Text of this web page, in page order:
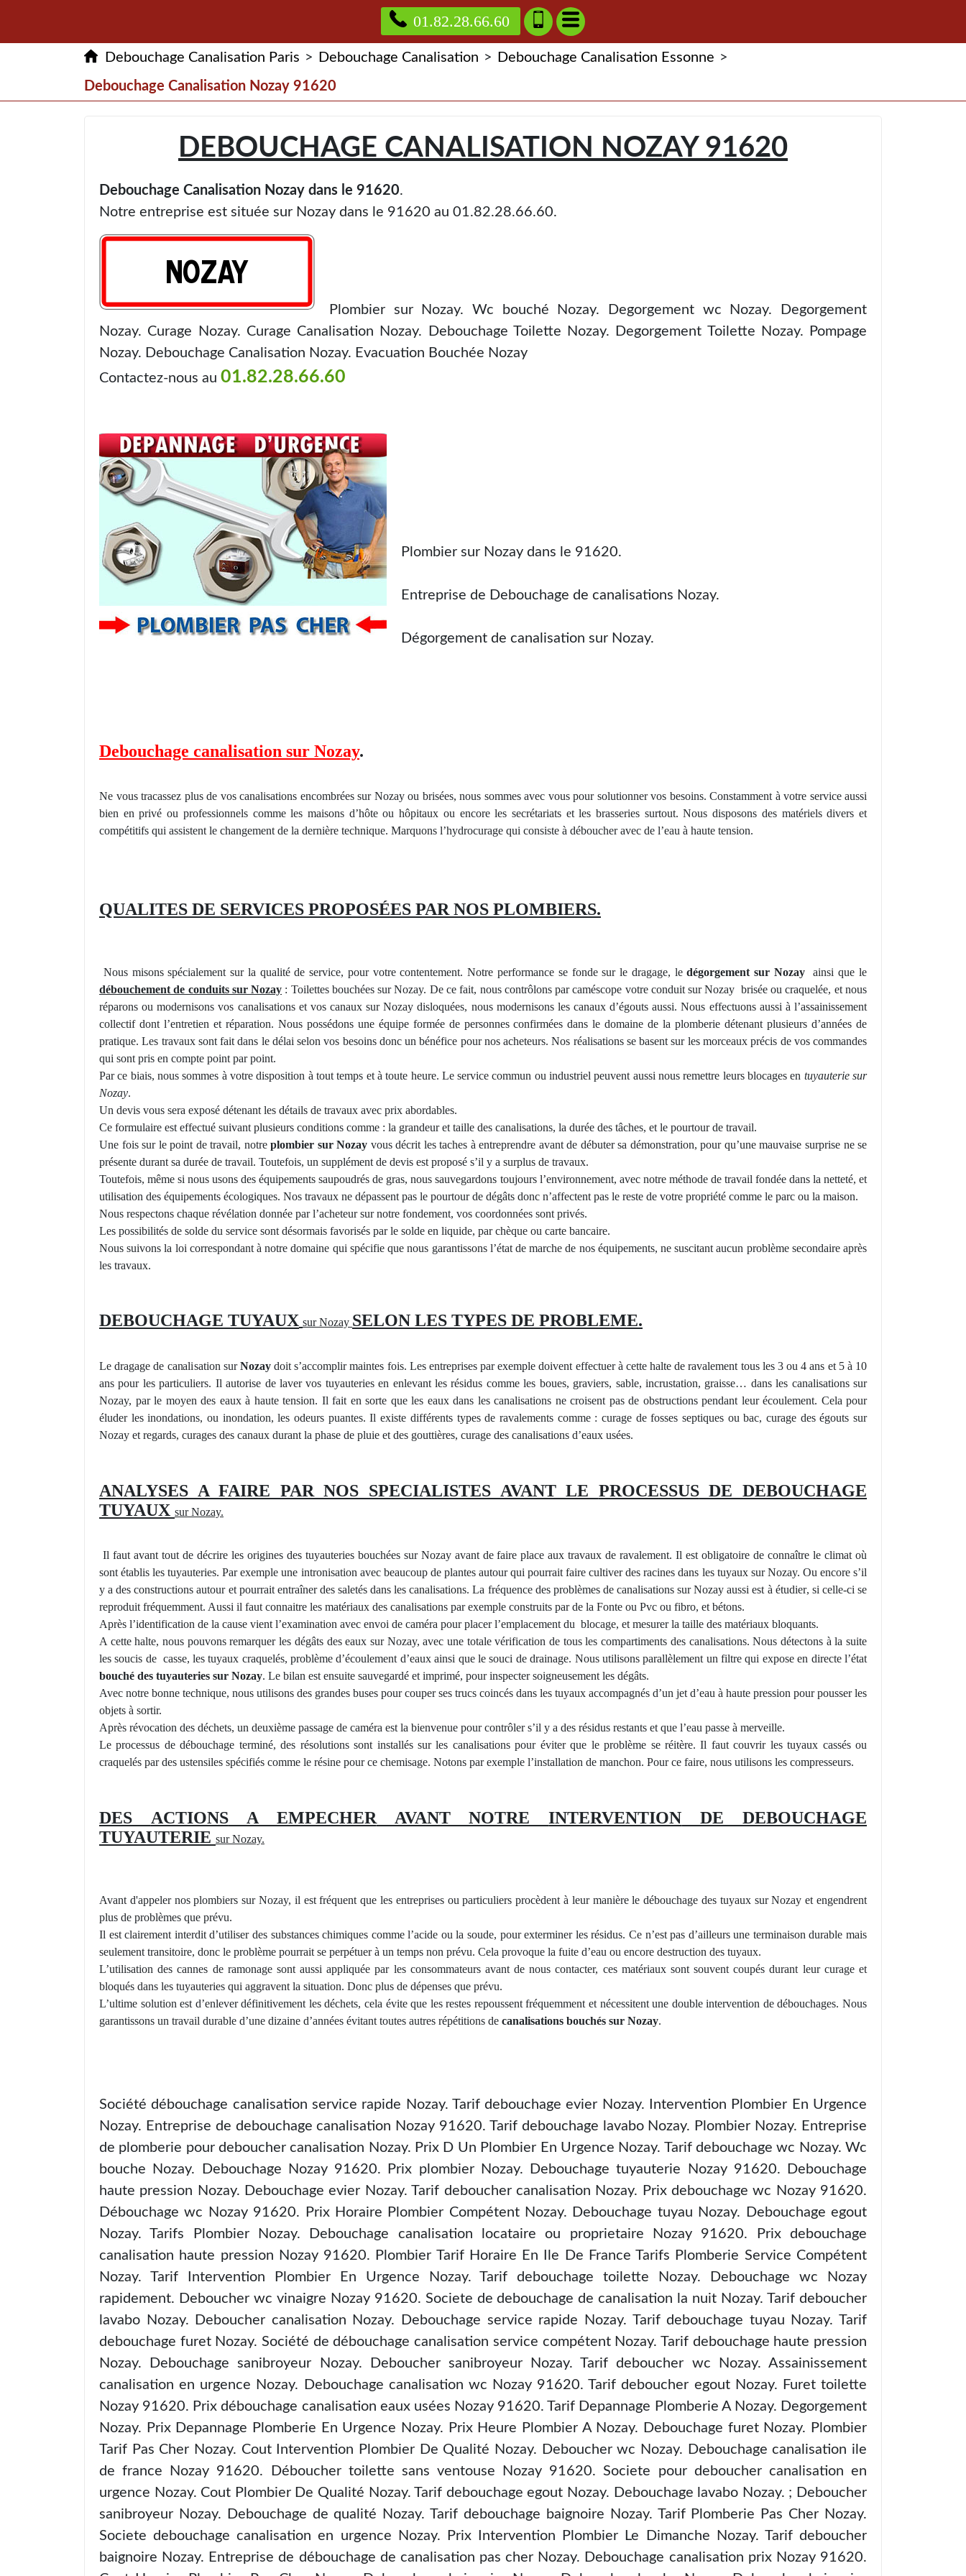
01.82.28.66.60
Debouchage Canalisation Paris > Debouchage Canalisation > Debouchage Canalisation Essonne >
Debouchage Canalisation Nozay 91620
DEBOUCHAGE CANALISATION NOZAY 91620
Debouchage Canalisation Nozay dans le 91620.
Notre entreprise est située sur Nozay dans le 91620 au 01.82.28.66.60.
Plombier sur Nozay. Wc bouché Nozay. Degorgement wc Nozay. Degorgement
Nozay. Curage Nozay. Curage Canalisation Nozay. Debouchage Toilette Nozay. Degorgement Toilette Nozay. Pompage
Nozay. Debouchage Canalisation Nozay. Evacuation Bouchée Nozay
Contactez-nous au 01.82.28.66.60
Plombier sur Nozay dans le 91620.
Entreprise de Debouchage de canalisations Nozay.
Dégorgement de canalisation sur Nozay.
Debouchage canalisation sur Nozay.
Ne vous tracassez plus de vos canalisations encombrées sur Nozay ou brisées, nous sommes avec vous pour solutionnervos besoins. Constamment à votre service aussi
bien en privé ou professionnels comme les maisons d’hôteou hôpitaux ou encore les secrétariats et les brasseries surtout. Nous disposons des matérielsdivers et
compétitifs qui assistent le changement de la dernière technique. Marquons l’hydrocurage qui consiste à déboucher avec de l’eau à haute tension.
QUALITES DE SERVICES PROPOSÉES PAR NOS PLOMBIERS.
Nous misons spécialement sur la qualité de service, pour votre contentement. Notre performance se fonde sur le dragage, ledégorgement sur Nozay
ainsi que le
débouchement de conduits sur Nozay : Toilettes bouchées sur Nozay. De ce fait, nous contrôlons par caméscope votre conduit sur Nozay brisée ou craquelée, et nous
réparons ou modernisons vos canalisations et vos canaux sur Nozay disloquées, nous modernisons les canaux d’égouts aussi. Nous effectuons aussi à l’assainissement
collectif dont l’entretien et réparation. Nous possédons une équipe formée de personnes confirmées dans le domaine de la plomberie détenant plusieurs d’années de
pratique. Les travaux sont fait dans le délai selon vos besoins donc un bénéfice pour nos acheteurs. Nos réalisations se basent sur les morceaux précis de voscommandes
qui sont pris en compte point par point.
Par ce biais, nous sommes à votre disposition à tout temps et à toute heure. Le service commun ou industriel peuvent aussi nous remettre leurs blocages en tuyauterie sur
Nozay.
Un devis vous sera exposé détenant les détails de travaux avec prix abordables.
Ce formulaire est effectué suivant plusieurs conditions comme : la grandeur et taille des canalisations, la durée des tâches, et le pourtour de travail.
Une fois sur le point de travail, notreplombier sur Nozay vous décrit les taches à entreprendre avant de débuter sa démonstration, pour qu’une mauvaise surprise ne se
présente durant sa durée de travail. Toutefois, un supplément de devis est proposé s’il y a surplus de travaux.
Toutefois, même si nous usons des équipements saupoudrés de gras, nous sauvegardons toujours l’environnement, avec notre méthode de travail fondée dans la netteté, et
utilisation des équipements écologiques. Nos travaux ne dépassent pas le pourtour de dégâts donc n’affectent pas le reste de votre propriété comme le parc ou la maison.
Nous respectons chaque révélation donnée par l’acheteur sur notre fondement, vos coordonnées sont privés.
Les possibilités de solde du service sont désormais favorisés par le solde en liquide, par chèque ou carte bancaire.
Nous suivons la loi correspondant à notre domaine qui spécifie que nous garantissons l’état de marche de nos équipements, ne suscitant aucun problème secondaire après
les travaux.
DEBOUCHAGE TUYAUX sur Nozay SELON LES TYPES DE PROBLEME.
Le dragage de canalisation surNozaydoit s’accomplir maintes fois. Les entreprises par exemple doivent effectuer à cette halte de ravalement tous les 3 ou 4 ans et 5 à 10
ans pour les particuliers. Il autorise de lavervos tuyauteries en enlevant les résidus comme les boues, graviers, sable, incrustation, graisse… dans les canalisations sur
Nozay, par le moyen des eaux à haute tension. Il fait en sorte que les eaux dans les canalisations ne croisent pas de obstructions pendant leur écoulement. Cela pour
éluder les inondations, ou inondation, les odeurs puantes. Ilexiste différents types de ravalements comme : curagede fosses septiques ou bac, curage des égouts sur
Nozay et regards, curages des canaux durant la phase de pluie et des gouttières, curage des canalisations d’eaux usées.
ANALYSES A FAIRE PAR NOS SPECIALISTES AVANT LE PROCESSUSDE DEBOUCHAGE
TUYAUX sur Nozay.
Il faut avant tout de décrireles origines des tuyauteries bouchées sur Nozay avant de faire place aux travaux de ravalement. Il est obligatoire de connaître le climat où
sont établis les tuyauteries. Par exemple une intronisation avec beaucoup de plantesautour qui pourrait faire cultiver des racines dans les tuyaux sur Nozay. Ou encore s’il
y a des constructions autour et pourrait entraîner des saletés dans les canalisations. La fréquence des problèmes de canalisations sur Nozay aussi est à étudier, si celle-ci se
reproduit fréquemment. Aussi il faut connaitre les matériaux des canalisations par exemple construits par de la Fonte ou Pvc ou fibro, et bétons.
Après l’identification de la cause vient l’examination avec envoi de caméra pour placer l’emplacement du blocage, et mesurer la taille des matériaux bloquants.
A cette halte, nous pouvons remarquer les dégâts des eaux sur Nozay, avec une totale vérification de tous les compartiments des canalisations. Nous détectons à la suite
les soucis de casse, les tuyaux craquelés, problème d’écoulement d’eaux ainsi que le souci de drainage. Nous utilisonsparallèlement unfiltre qui exposeen directel’état
bouché des tuyauteries sur Nozay. Le bilan est ensuite sauvegardé et imprimé, pour inspecter soigneusement les dégâts.
Avec notre bonne technique, nous utilisons des grandes buses pour couper ses trucs coincés dans les tuyaux accompagnés d’un jet d’eau à haute pression pour pousser les
objets à sortir.
Après révocation des déchets, un deuxième passage de caméra est la bienvenue pour contrôler s’il y a des résidus restants et que l’eau passe à merveille.
Leprocessus de débouchage terminé, des résolutions sont installés sur les canalisations pour éviterque leproblème se réitère. Il faut couvrir les tuyaux cassés ou
craquelés par des ustensiles spécifiés comme le résine pour ce chemisage. Notons par exemple l’installation de manchon. Pour ce faire, nous utilisons les compresseurs.
DES ACTIONSA EMPECHER AVANT NOTREINTERVENTION DE DEBOUCHAGE
TUYAUTERIE sur Nozay.
Avant d'appelernosplombiers sur Nozay, il est fréquent que les entreprises ou particuliers procèdent à leur manière le débouchage des tuyaux sur Nozay et engendrent
plus de problèmes que prévu.
Il est clairement interditd’utiliser des substances chimiques comme l’acide ou la soude, pour exterminer les résidus. Ce n’est pas d’ailleurs une terminaison durable mais
seulement transitoire, donc le problème pourrait se perpétuer à un temps non prévu. Cela provoque la fuite d’eau ou encore destruction des tuyaux.
L’utilisation des cannes de ramonage sont aussi appliquée par les consommateurs avant de nous contacter, ces matériaux sont souvent coupés durant leur curageet
bloqués dans les tuyauteries qui aggravent la situation. Donc plus de dépenses que prévu.
L’ultime solution est d’enlever définitivement les déchets, cela évite que les restes repoussent fréquemment et nécessitentune double intervention de débouchages. Nous
garantissons un travail durable d’une dizaine d’années évitant toutes autres répétitions de canalisations bouchés sur Nozay.
Société débouchage canalisation service rapide Nozay. Tarif debouchage evier Nozay. Intervention Plombier En Urgence
Nozay. Entreprise de debouchage canalisation Nozay 91620. Tarif debouchage lavabo Nozay. Plombier Nozay. Entreprise
de plomberie pour deboucher canalisation Nozay. Prix D Un Plombier En Urgence Nozay. Tarif debouchage wc Nozay. Wc
bouche Nozay. Debouchage Nozay 91620. Prix plombier Nozay. Debouchage tuyauterie Nozay 91620. Debouchage
haute pression Nozay. Debouchage evier Nozay. Tarif deboucher canalisation Nozay. Prix debouchage wc Nozay 91620.
Débouchage wc Nozay 91620. Prix Horaire Plombier Compétent Nozay. Debouchage tuyau Nozay. Debouchage egout
Nozay. Tarifs Plombier Nozay. Debouchage canalisation locataire ou proprietaire Nozay 91620. Prix debouchage
canalisation haute pression Nozay 91620. Plombier Tarif Horaire En Ile De France Tarifs Plomberie Service Compétent
Nozay. Tarif Intervention Plombier En Urgence Nozay. Tarif debouchage toilette Nozay. Debouchage wc Nozay
rapidement. Deboucher wc vinaigre Nozay 91620. Societe de debouchage de canalisation la nuit Nozay. Tarif deboucher
lavabo Nozay. Deboucher canalisation Nozay. Debouchage service rapide Nozay. Tarif debouchage tuyau Nozay. Tarif
debouchage furet Nozay. Société de débouchage canalisation service compétent Nozay. Tarif debouchage haute pression
Nozay. Debouchage sanibroyeur Nozay. Deboucher sanibroyeur Nozay. Tarif deboucher wc Nozay. Assainissement
canalisation en urgence Nozay. Debouchage canalisation wc Nozay 91620. Tarif deboucher egout Nozay. Furet toilette
Nozay 91620. Prix débouchage canalisation eaux usées Nozay 91620. Tarif Depannage Plomberie A Nozay. Degorgement
Nozay. Prix Depannage Plomberie En Urgence Nozay. Prix Heure Plombier A Nozay. Debouchage furet Nozay. Plombier
Tarif Pas Cher Nozay. Cout Intervention Plombier De Qualité Nozay. Deboucher wc Nozay. Debouchage canalisation ile
de france Nozay 91620. Déboucher toilette sans ventouse Nozay 91620. Societe pour deboucher canalisation en
urgence Nozay. Cout Plombier De Qualité Nozay. Tarif debouchage egout Nozay. Debouchage lavabo Nozay. ; Deboucher
sanibroyeur Nozay. Debouchage de qualité Nozay. Tarif debouchage baignoire Nozay. Tarif Plomberie Pas Cher Nozay.
Societe debouchage canalisation en urgence Nozay. Prix Intervention Plombier Le Dimanche Nozay. Tarif deboucher
baignoire Nozay. Entreprise de débouchage de canalisation pas cher Nozay. Debouchage canalisation prix Nozay 91620.